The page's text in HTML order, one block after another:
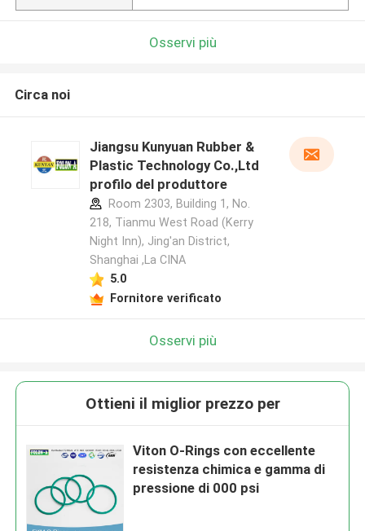
Osservi più
Circa noi
Jiangsu Kunyuan Rubber &
Plastic Technology Co.,Ltd
profilo del produttore
Room 2303, Building 1, No.
218, Tianmu West Road (Kerry
Night Inn), Jing'an District,
Shanghai ,La CINA
5.0
Fornitore verificato
Osservi più
Ottieni il miglior prezzo per
Viton O-Rings con eccellente
resistenza chimica e gamma di
pressione di 000 psi